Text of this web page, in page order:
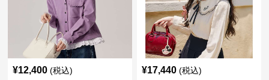
¥12,400 (税込) ¥17,440 (税込)